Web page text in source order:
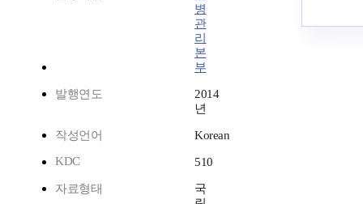
병
관
리
본
부
발행연도
2014
년
작성언어
Korean
KDC
510
자료형태
국